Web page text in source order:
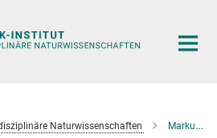
Naturwissenschaften Markus Zweckstetter